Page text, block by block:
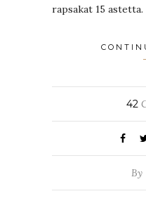
rapsakat 15 astetta.
42
By